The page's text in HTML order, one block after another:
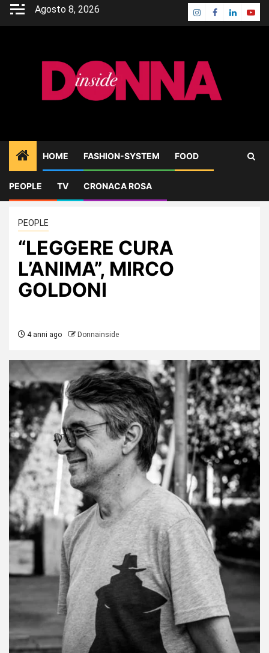
Skip
Agosto 8, 2026 Instagram
Facebook
Linkedin
HOME FASHION-SYSTEM FOOD
PEOPLE TV CRONACA ROSA
Home PEOPLE “LEGGERE CURA L’ANIMA”, MIRCO GOLDONI
PEOPLE
“LEGGERE CURA
L’ANIMA”, MIRCO
GOLDONI
4 anni ago Donnainside